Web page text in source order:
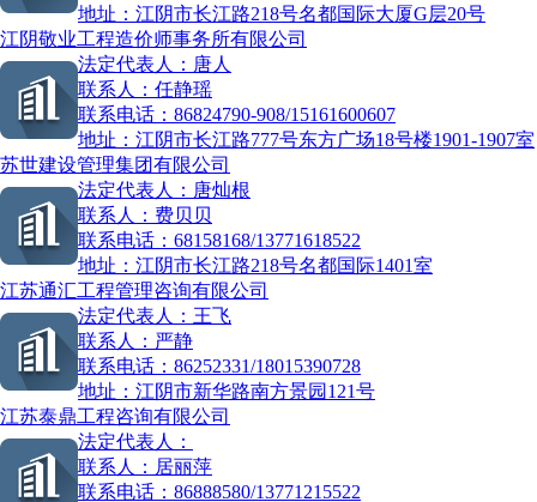
地址： 江阴市长江路218号名都国际大厦G层20号
江阴敬业工程造价师事务所有限公司
法定代表人： 唐人
联系人： 任静瑶
联系电话： 86824790-908/15161600607
地址： 江阴市长江路777号东方广场18号楼1901-1907室
苏世建设管理集团有限公司
法定代表人： 唐灿根
联系人： 费贝贝
联系电话： 68158168/13771618522
地址： 江阴市长江路218号名都国际1401室
江苏通汇工程管理咨询有限公司
法定代表人： 王飞
联系人： 严静
联系电话： 86252331/18015390728
地址： 江阴市新华路南方景园121号
江苏泰鼎工程咨询有限公司
法定代表人：
联系人： 居丽萍
联系电话： 86888580/13771215522